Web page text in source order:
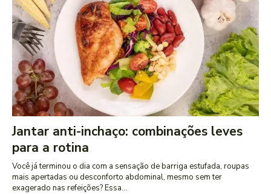
Jantar anti-inchaço: combinações leves
para a rotina
Você já terminou o dia com a sensação de barriga estufada, roupas
mais apertadas ou desconforto abdominal, mesmo sem ter
exagerado nas refeições? Essa...